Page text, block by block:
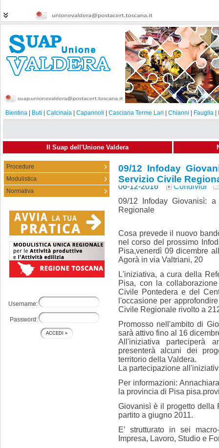
Bientina Buti Calcinaia Capannoli Casciana Terme Lari Chianni Fauglia
Il Suap dell'Unione Valdera
Procedure
Modulistica
Normativa
Username:
Password:
09/12 Infoday
Servizio Civile
06-12-2016
Condividi
09/12 Infoday Giovanisì:
Regionale
Cosa prevede il nuovo
nel corso del prossimo
Pisa,venerdì 09 dicembre
Agorà in via Valtriani, 20
L'iniziativa, a cura della
Pisa, con la
Civile Pontedera e del
l'occasione per
Civile Regionale rivolto a
Promosso nell'ambito di
sarà attivo fino al 16
All'iniziativa parteciperà
presenterà alcuni dei
territorio della Valdera.
La partecipazione
Per informazioni:
la provincia di Pisa
Giovanisì è il progetto della
partito a giugno 2011.
E’ strutturato in sei
Impresa, Lavoro, Studio e